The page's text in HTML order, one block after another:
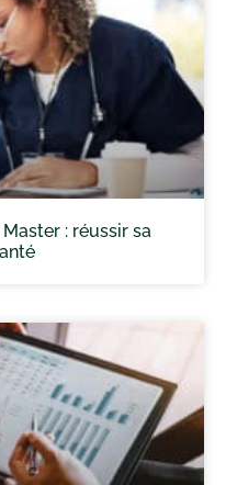
: réussir sa